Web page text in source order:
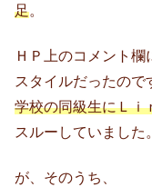
足。
ＨＰ上のコメント
スタイルだったので
学校の同級生にＬｉ
スルーしていました。
が、そのうち、